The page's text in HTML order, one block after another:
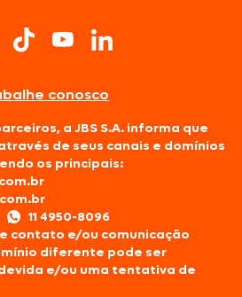
conosco
a JBS S.A. informa que
de seus canais e domínios
os principais:
11 4950-8096
contato e/ou comunicação
diferente pode ser
e/ou uma tentativa de